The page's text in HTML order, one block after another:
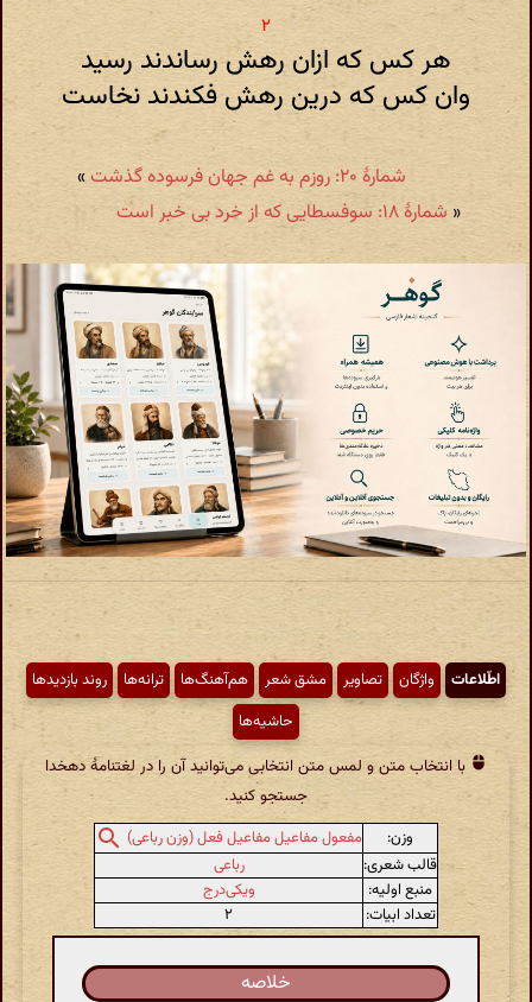
هر کس که ازان رهش رساندند رسید
وان کس که درین رهش فکندند نخاست
شمارهٔ ۲۰: روزم به غم جهان فرسوده گذشت
»
« شمارهٔ ۱۸: سوفسطایی که از خرد بی خبر است
اطّلاعات واژگان تصاویر مشق شعر هم‌آهنگ‌ها ترانه‌ها
روند بازدیدها
حاشیه‌ها
با انتخاب متن و لمس متن انتخابی می‌توانید آن را در لغتنامهٔ دهخدا
جستجو کنید.
وزن:
مفعول مفاعیل مفاعیل فعل (وزن رباعی)
قالب شعری:
رباعی
منبع اولیه:
ویکی‌درج
تعداد ابیات:
۲
خلاصه